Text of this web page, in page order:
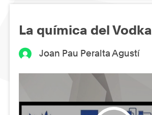
La química del Vodka
Joan Pau Peralta Agustí